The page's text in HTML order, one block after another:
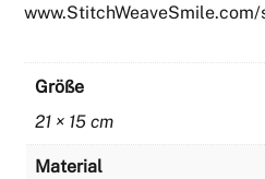
Größe
21 × 15 cm
Material